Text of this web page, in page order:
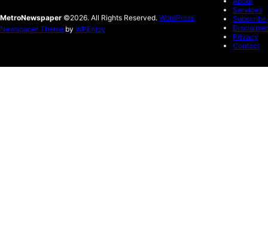
MetroNewspaper ©2026. All Rights Reserved. WordPress
Newspaper Theme by WPEnjoy
Services
Subscribe
Disclaimer
Privacy
Contact